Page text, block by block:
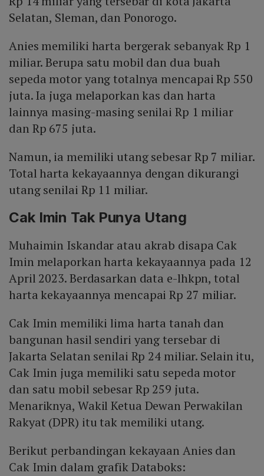
Selatan, Sleman, dan Ponorogo.
Anies memiliki harta bergerak sebanyak Rp 1
miliar. Berupa satu mobil dan dua buah
sepeda motor yang totalnya mencapai Rp 550
juta. Ia juga melaporkan kas dan harta
lainnya masing-masing senilai Rp 1 miliar
dan Rp 675 juta.
Namun, ia memiliki utang sebesar Rp 7 miliar.
Total harta kekayaannya dengan dikurangi
utang senilai Rp 11 miliar.
Cak Imin Tak Punya Utang
Muhaimin Iskandar atau akrab disapa Cak
Imin melaporkan harta kekayaannya pada 12
April 2023. Berdasarkan data e-lhkpn, total
harta kekayaannya mencapai Rp 27 miliar.
Cak Imin memiliki lima harta tanah dan
bangunan hasil sendiri yang tersebar di
Jakarta Selatan senilai Rp 24 miliar. Selain itu,
Cak Imin juga memiliki satu sepeda motor
dan satu mobil sebesar Rp 259 juta.
Menariknya, Wakil Ketua Dewan Perwakilan
Rakyat (DPR) itu tak memiliki utang.
Berikut perbandingan kekayaan Anies dan
Cak Imin dalam grafik Databoks: